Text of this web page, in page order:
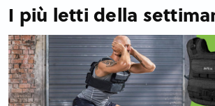
I più letti della